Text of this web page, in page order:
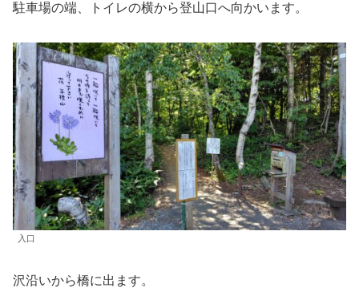
駐車場の端、トイレの横から登山口へ向かいます。
入口
沢沿いから橋に出ます。